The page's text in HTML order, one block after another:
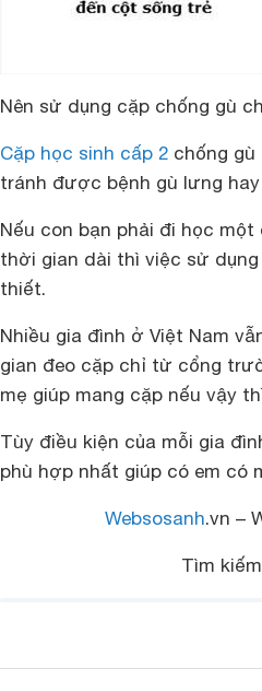
Nên sử dụng cặp chống gù
Cặp học sinh cấp 2 chống
tránh được bệnh gù lưng
Nếu con bạn phải đi học
thời gian dài thì việc sử
thiết.
Nhiều gia đình ở Việt Nam
gian đeo cặp chỉ từ cổng
mẹ giúp mang cặp nếu vậy
Tùy điều kiện của mỗi gia
phù hợp nhất giúp có em có
Websosanh.vn –
Tìm